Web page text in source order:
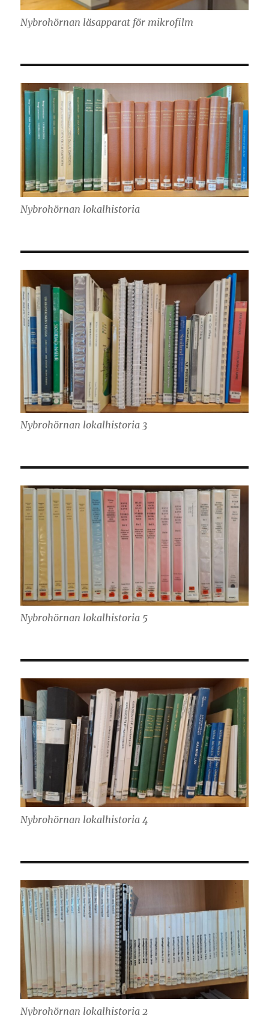
Nybrohörnan läsapparat för mikrofilm
Nybrohörnan lokalhistoria
Nybrohörnan lokalhistoria 3
Nybrohörnan lokalhistoria 5
Nybrohörnan lokalhistoria 4
Nybrohörnan lokalhistoria 2